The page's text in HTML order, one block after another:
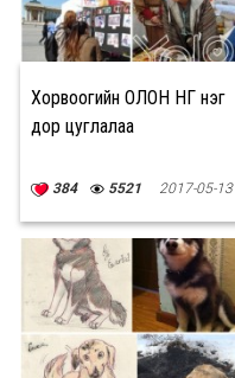
Хорвоогийн ОЛОН ӨНГӨ нэг
дор цуглалаа
384 5521 2017-05-13